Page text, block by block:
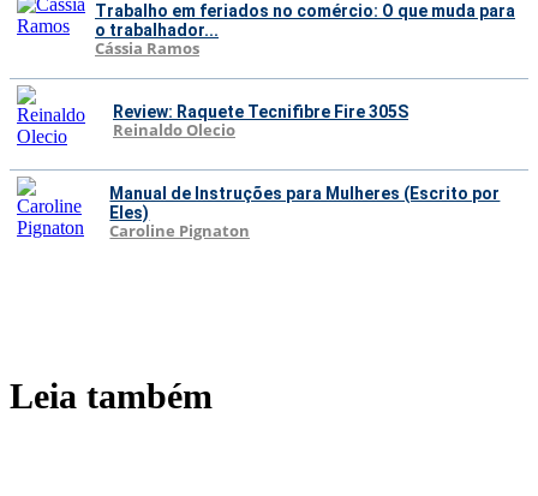
Trabalho em feriados no comércio: O que muda para
o trabalhador...
Cássia Ramos
Review: Raquete Tecnifibre Fire 305S
Reinaldo Olecio
Manual de Instruções para Mulheres (Escrito por
Eles)
Caroline Pignaton
Leia também